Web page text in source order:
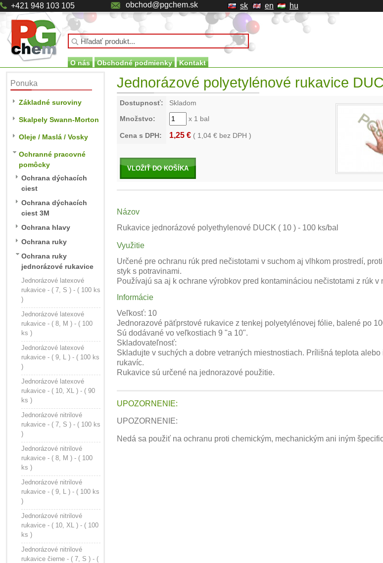
+421 948 103 105 obchod@pgchem.sk sk en hu
O nás Obchodné podmienky Kontakt
Ponuka
Základné suroviny
Skalpely Swann-Morton
Oleje / Maslá / Vosky
Ochranné pracovné
pomôcky
Ochrana dýchacích
ciest
Ochrana dýchacích
ciest 3M
Ochrana hlavy
Ochrana ruky
Ochrana ruky
jednorázové rukavice
Jednorázové latexové
rukavice - ( 7, S ) - ( 100 ks
)
Jednorázové latexové
rukavice - ( 8, M ) - ( 100
ks )
Jednorázové latexové
rukavice - ( 9, L ) - ( 100 ks
)
Jednorázové latexové
rukavice - ( 10, XL ) - ( 90
ks )
Jednorázové nitrilové
rukavice - ( 7, S ) - ( 100 ks
)
Jednorázové nitrilové
rukavice - ( 8, M ) - ( 100
ks )
Jednorázové nitrilové
rukavice - ( 9, L ) - ( 100 ks
)
Jednorázové nitrilové
rukavice - ( 10, XL ) - ( 100
ks )
Jednorázové nitrilové
rukavice čierne - ( 7, S ) - (
Jednorázové polyetylénové rukavice
Dostupnosť:
Skladom
Množstvo:
x 1 bal
Cena s DPH: 1,25 € ( 1,04 € bez DPH )
VLOŽIŤ DO KOŠÍKA
Názov
Rukavice jednorázové polyethylenové DUCK ( 10 ) - 100 ks/bal
Využitie
Určené pre ochranu rúk pred nečistotami v suchom aj vlhkom prostredí,
styk s potravinami.
Používajú sa aj k ochrane výrobkov pred kontamináciou nečistotami z rúk v
Informácie
Veľkosť: 10
Jednorazové päťprstové rukavice z tenkej polyetylénovej fólie, balené po
Sú dodávané vo veľkostiach 9 "a 10".
Skladovateľnosť:
Skladujte v suchých a dobre vetraných miestnostiach. Prílišná teplota
rukavíc.
Rukavice sú určené na jednorazové použitie.
UPOZORNENIE:
UPOZORNENIE:
Nedá sa použiť na ochranu proti chemickým, mechanickým ani iným